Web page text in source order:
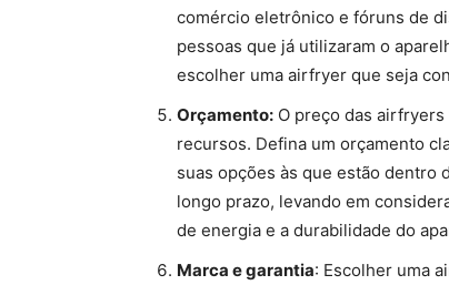
comércio eletrônico e fóruns de
pessoas que já utilizaram o
escolher uma airfryer que seja
Orçamento: O preço das
recursos. Defina um orçamento
suas opções às que estão dentro
longo prazo, levando em
de energia e a durabilidade do
Marca e garantia: Escolher uma